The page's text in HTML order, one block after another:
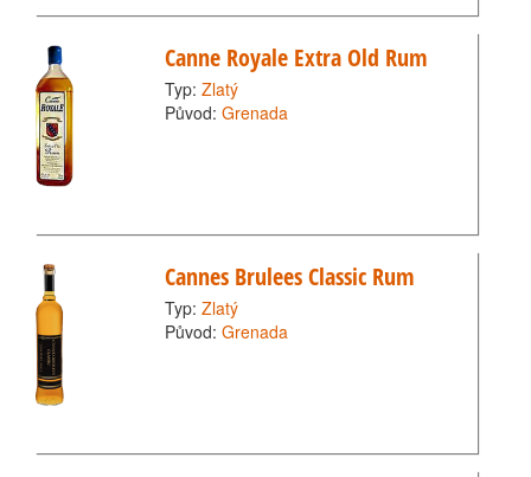
Canne Royale Extra Old Rum
Typ: Zlatý
Původ: Grenada
Cannes Brulees Classic Rum
Typ: Zlatý
Původ: Grenada